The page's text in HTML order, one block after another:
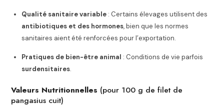
Qualité sanitaire variable : Certains élevages utilisent des
antibiotiques et des hormones, bien que les normes
sanitaires aient été renforcées pour l’exportation.
Pratiques de bien-être animal : Conditions de vie parfois
surdensitaires.
Valeurs Nutritionnelles (pour 100 g de filet de
pangasius cuit)